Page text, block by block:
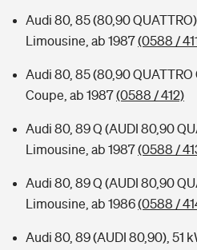
Audi 80, 85 (80,90
Limousine, ab 1987(0588 /
Audi 80, 85 (80,90 QUATTRO
Coupe, ab 1987(0588 / 412)
Audi 80, 89 Q (AUDI 80,90
Limousine, ab 1987(0588 /
Audi 80, 89 Q (AUDI 80,90
Limousine, ab 1986(0588 /
Audi 80, 89 (AUDI 80,90), 51